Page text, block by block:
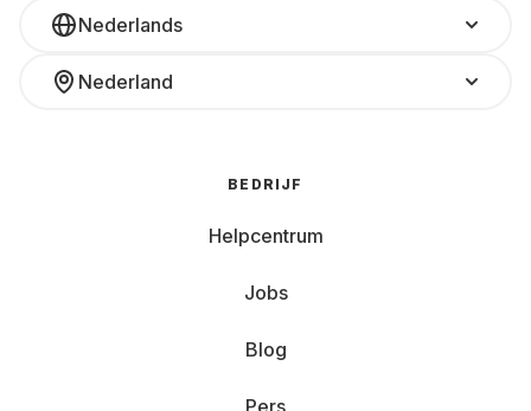
Nederlands
Nederland
BEDRIJF
Helpcentrum
Jobs
Blog
Pers